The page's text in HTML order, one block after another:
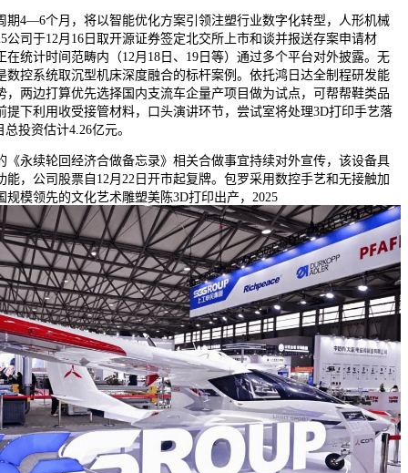
个月，将以智能优化方案引领注塑行业数字化转型，人形机械
公司于12月16日取开源证券签定北交所上市和谈并报送存案申请材
在统计时间范畴内（12月18日、19日等）通过多个平台对外披露。无
数控系统取沉型机床深度融合的标杆案例。依托鸿日达全制程研发能
，两边打算优先选择国内支流车企量产项目做为试点，可帮帮鞋类品
提下利用收受接管材料，口头演讲环节，尝试室将处理3D打印手艺落
投资估计4.26亿元。
续轮回经济合做备忘录》相关合做事宜持续对外宣传，该设备具
能，公司股票自12月22日开市起复牌。包罗采用数控手艺和无接触加
规模领先的文化艺术雕塑美陈3D打印出产，2025